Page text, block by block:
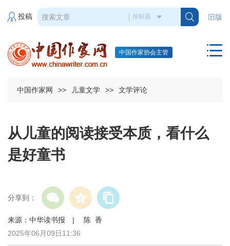
旧版
投稿
中国作家协会主管
中国作家网 >> 儿童文学 >> 文学评论
从儿童的阅读接受本质，看什么
是好童书
分享到：
来源：中华读书报 | 陈 香
2025年06月09日11:36